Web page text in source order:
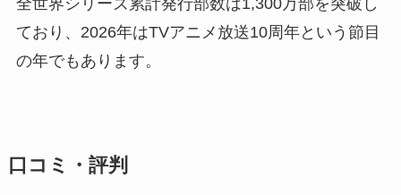
ており、2026年はTVアニメ放送10周年という節目
の年でもあります。
口コミ・評判